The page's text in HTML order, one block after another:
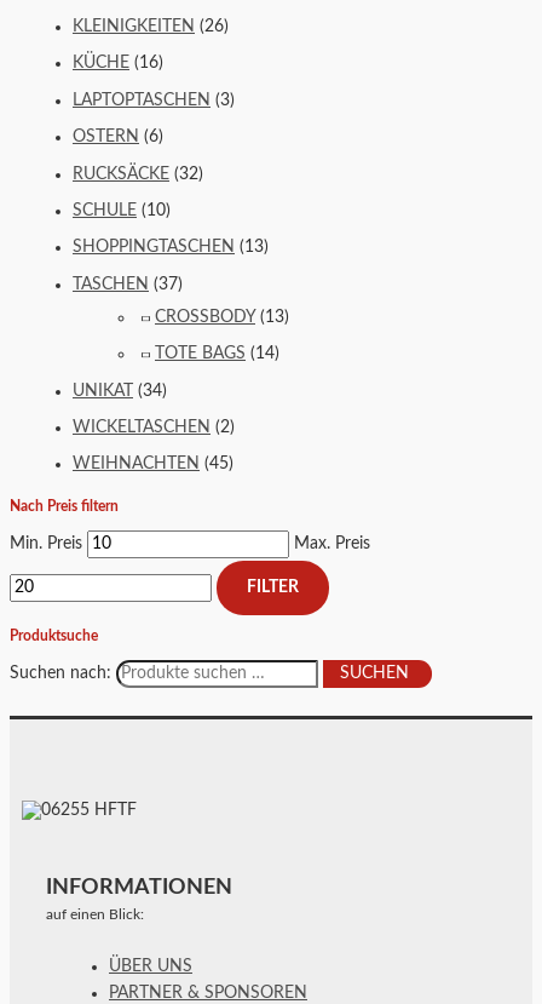
KLEINIGKEITEN (26)
KÜCHE (16)
LAPTOPTASCHEN (3)
OSTERN (6)
RUCKSÄCKE (32)
SCHULE (10)
SHOPPINGTASCHEN (13)
TASCHEN (37)
CROSSBODY (13)
TOTE BAGS (14)
UNIKAT (34)
WICKELTASCHEN (2)
WEIHNACHTEN (45)
Nach Preis filtern
Min. Preis Max. Preis
FILTER
Produktsuche
Suchen nach: SUCHEN
INFORMATIONEN
auf einen Blick:
ÜBER UNS
PARTNER & SPONSOREN